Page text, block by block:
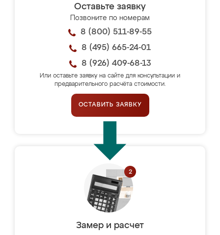
Оставьте заявку
Позвоните по номерам
8 (800) 511-89-55
8 (495) 665-24-01
8 (926) 409-68-13
Или оставьте заявку на сайте для консультации и
предварительного расчёта стоимости.
ОСТАВИТЬ ЗАЯВКУ
Замер и расчет